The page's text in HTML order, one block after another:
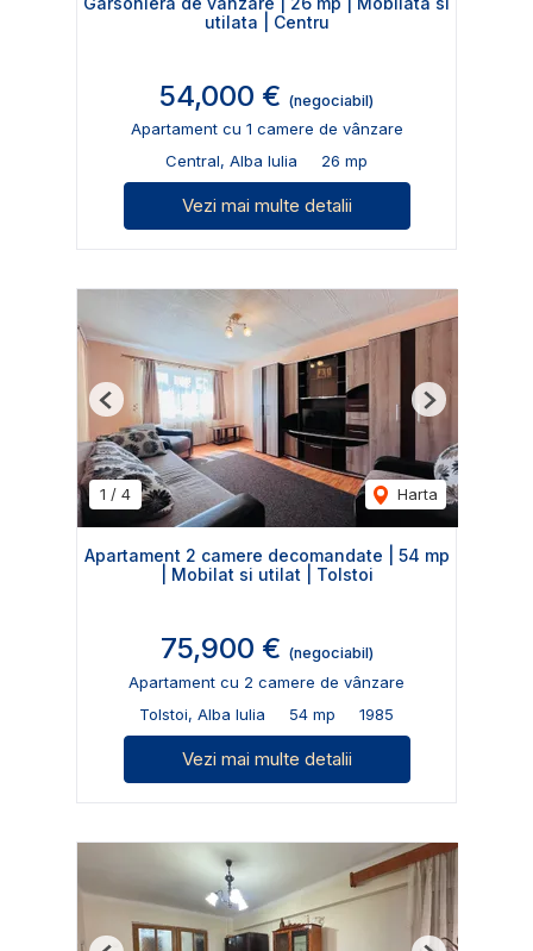
utilata | Centru
54,000 € (negociabil)
Apartament cu 1 camere de vânzare
Central, Alba Iulia
26 mp
Vezi mai multe detalii
1 / 4 Harta
Previous Next
Apartament 2 camere decomandate | 54 mp
| Mobilat si utilat | Tolstoi
75,900 € (negociabil)
Apartament cu 2 camere de vânzare
Tolstoi, Alba Iulia
54 mp 1985
Vezi mai multe detalii